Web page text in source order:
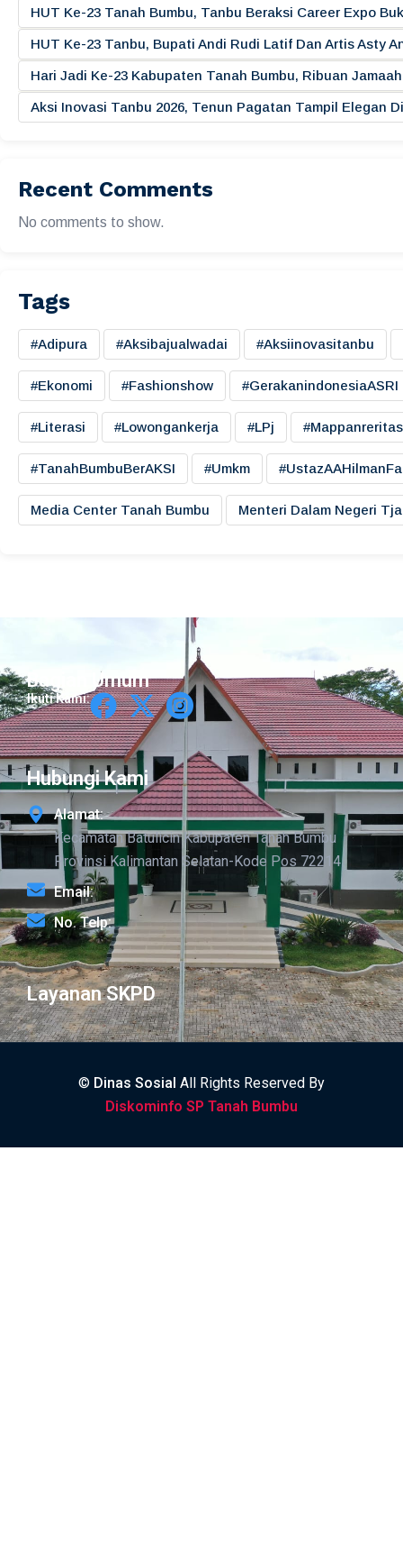
HUT Ke-23 Tanah Bumbu, Tanbu Beraksi Career Expo
HUT Ke-23 Tanbu, Bupati Andi Rudi Latif Dan Artis Asty
Hari Jadi Ke-23 Kabupaten Tanah Bumbu, Ribuan
Aksi Inovasi Tanbu 2026, Tenun Pagatan Tampil Elegan
Recent Comments
No comments to show.
Tags
#adipura #aksibajualwadai #aksiinovasitanbu
#ekonomi #fashionshow #gerakanindonesiaASRI
#literasi #lowongankerja #LPj
#TanahBumbuBerAKSI #umkm
Media Center Tanah Bumbu Menteri Dalam Negeri
Bagian Umum
Ikuti Kami:
Hubungi Kami
Alamat:
Kecamatan Batulicin Kabupaten Tanah Bumbu
Provinsi Kalimantan Selatan-Kode Pos 72214
Email:
No. Telp:
Layanan SKPD
© Dinas Sosial All Rights Reserved By
Diskominfo SP Tanah Bumbu